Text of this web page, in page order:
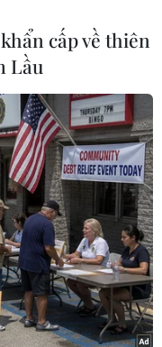
hơi cay, nổ
cấp về thiên
Lầu